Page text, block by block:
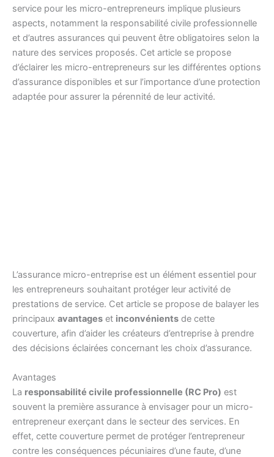
service pour les micro-entrepreneurs implique plusieurs
aspects, notamment la responsabilité civile professionnelle
et d’autres assurances qui peuvent être obligatoires selon la
nature des services proposés. Cet article se propose
d’éclairer les micro-entrepreneurs sur les différentes options
d’assurance disponibles et sur l’importance d’une protection
adaptée pour assurer la pérennité de leur activité.
L’assurance micro-entreprise est un élément essentiel pour
les entrepreneurs souhaitant protéger leur activité de
prestations de service. Cet article se propose de balayer les
principaux avantages et inconvénients de cette
couverture, afin d’aider les créateurs d’entreprise à prendre
des décisions éclairées concernant les choix d’assurance.
Avantages
La responsabilité civile professionnelle (RC Pro) est
souvent la première assurance à envisager pour un micro-
entrepreneur exerçant dans le secteur des services. En
effet, cette couverture permet de protéger l’entrepreneur
contre les conséquences pécuniaires d’une faute, d’une